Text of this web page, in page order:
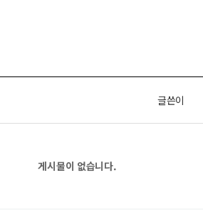
글쓴이
게시물이 없습니다.